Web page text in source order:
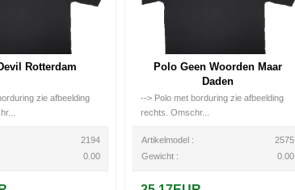
Rotterdam
zie afbeelding
2194
0.00
Polo Geen Woorden Maar
Daden
--> Polo met borduring zie afbeelding
rechts. Omschr...
Artikelmodel :
2575
Gewicht :
0.00